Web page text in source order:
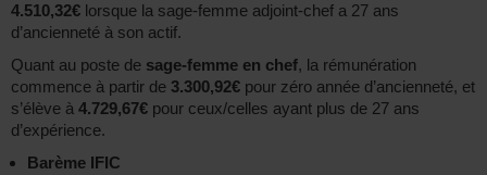
4.510,32€ lorsque la sage-femme adjoint-chef a 27 ans
d’ancienneté à son actif.
Quant au poste de sage-femme en chef, la rémunération
commence à partir de 3.300,92€ pour zéro année d’ancienneté, et
s’élève à 4.729,67€ pour ceux/celles ayant plus de 27 ans
d’expérience.
Barème IFIC